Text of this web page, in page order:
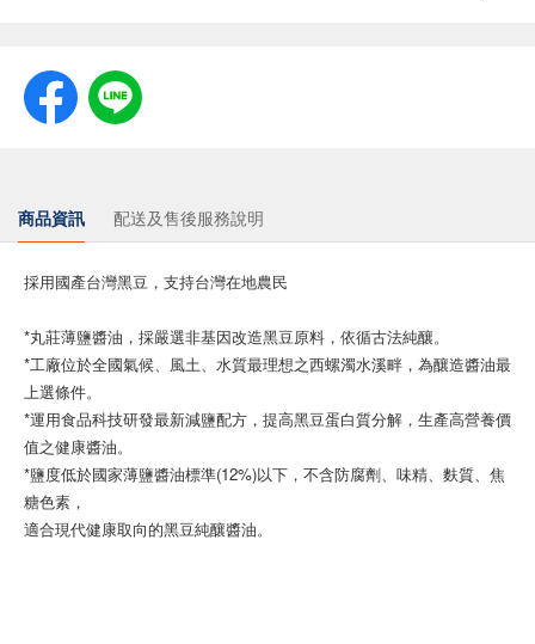
商品資訊 配送及售後服務說明
採用國產台灣黑豆，支持台灣在地農民
*丸莊薄鹽醬油，採嚴選非基因改造黑豆原料，依循古法純釀。
*工廠位於全國氣候、風土、水質最理想之西螺濁水溪畔，為釀造醬油最
上選條件。
*運用食品科技研發最新減鹽配方，提高黑豆蛋白質分解，生產高營養價
值之健康醬油。
*鹽度低於國家薄鹽醬油標準(12%)以下，不含防腐劑、味精、麩質、焦
糖色素，
適合現代健康取向的黑豆純釀醬油。